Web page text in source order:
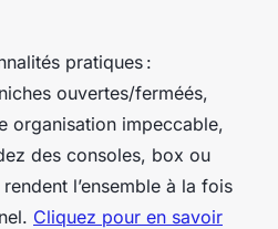
pratiques :
ouvertes/ferméés,
organisation impeccable,
des consoles, box ou
l’ensemble à la fois
Cliquez pour en savoir